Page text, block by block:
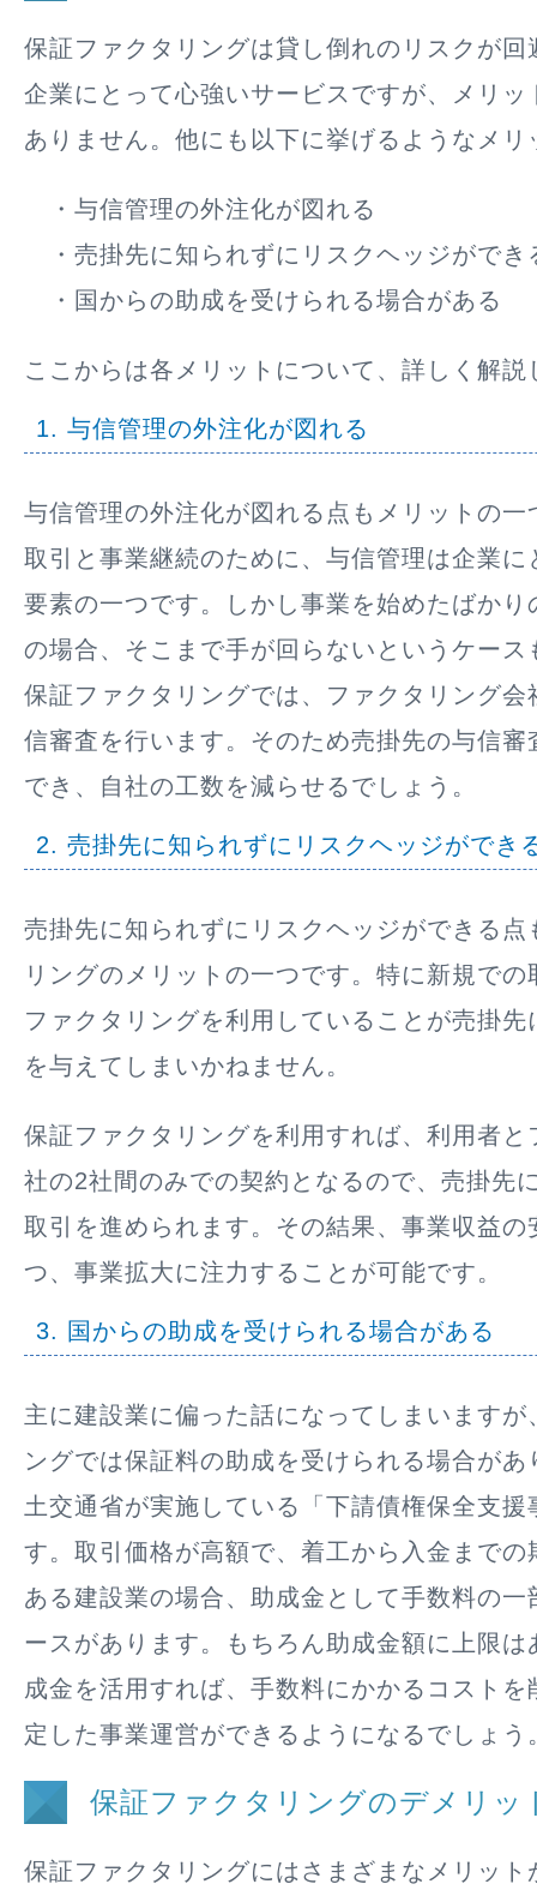
保証ファクタリングは貸し倒れのリスクが回
企業にとって心強いサービスですが、メリッ
ありません。他にも以下に挙げるようなメリ
・与信管理の外注化が図れる
・売掛先に知られずにリスクヘッジができ
・国からの助成を受けられる場合がある
ここからは各メリットについて、詳しく解説
1. 与信管理の外注化が図れる
与信管理の外注化が図れる点もメリットの一
取引と事業継続のために、与信管理は企業に
要素の一つです。しかし事業を始めたばかり
の場合、そこまで手が回らないというケース
保証ファクタリングでは、ファクタリング会
信審査を行います。そのため売掛先の与信審
でき、自社の工数を減らせるでしょう。
2. 売掛先に知られずにリスクヘッジができ
売掛先に知られずにリスクヘッジができる点
リングのメリットの一つです。特に新規で
ファクタリングを利用していることが売掛
を与えてしまいかねません。
保証ファクタリングを利用すれば、利用者と
社の2社間のみでの契約となるので、売掛先
取引を進められます。その結果、事業収益の
つ、事業拡大に注力することが可能です。
3. 国からの助成を受けられる場合がある
主に建設業に偏った話になってしまいますが
ングでは保証料の助成を受けられる場合が
土交通省が実施している「下請債権保全支
す。取引価格が高額で、着工から入金までの
ある建設業の場合、助成金として手数料の一
ースがあります。もちろん助成金額に上限は
成金を活用すれば、手数料にかかるコスト
定した事業運営ができるようになるでしょう
保証ファクタリングのデメリッ
保証ファクタリングにはさまざまなメリット